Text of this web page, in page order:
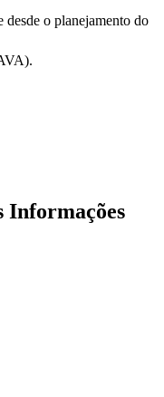
desde o planejamento do
Informações